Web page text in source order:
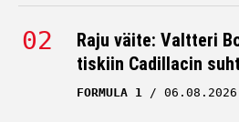
Raju väite: Valtteri
tiskiin Cadillacin
FORMULA 1 06.08.2026